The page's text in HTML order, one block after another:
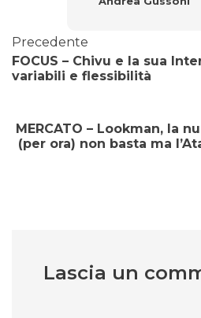
Precedente
FOCUS – Chivu e la sua
variabili e flessibilità
MERCATO – Lookman, la
(per ora) non basta ma
Lascia un